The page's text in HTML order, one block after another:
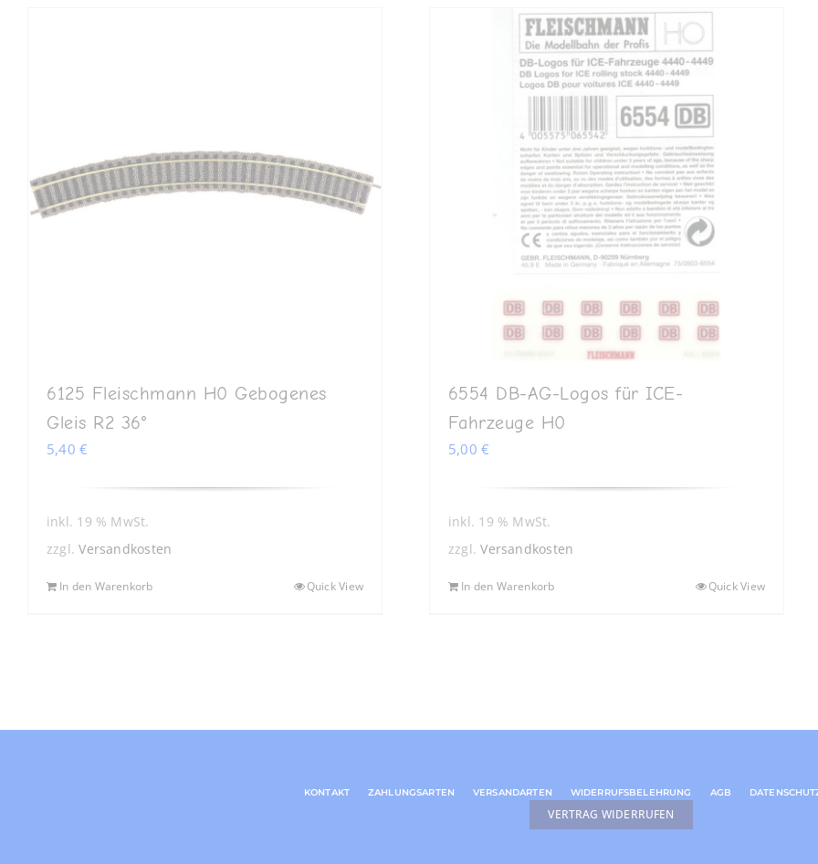
6125 Fleischmann H0 Gebogenes
Gleis R2 36°
5,40€
inkl. 19 % MwSt.
zzgl.Versandkosten
In den Warenkorb Quick View
6554 DB-AG-Logos für ICE-
Fahrzeuge H0
5,00€
inkl. 19 % MwSt.
zzgl.Versandkosten
In den Warenkorb Quick View
KONTAKT ZAHLUNGSARTEN VERSANDARTEN WIDERRUFSBELEHRUNG AGB
VERTRAG WIDERRUFEN